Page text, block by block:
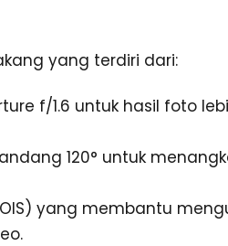
yang terdiri dari:
f/1.6 untuk hasil foto
120° untuk
yang membantu